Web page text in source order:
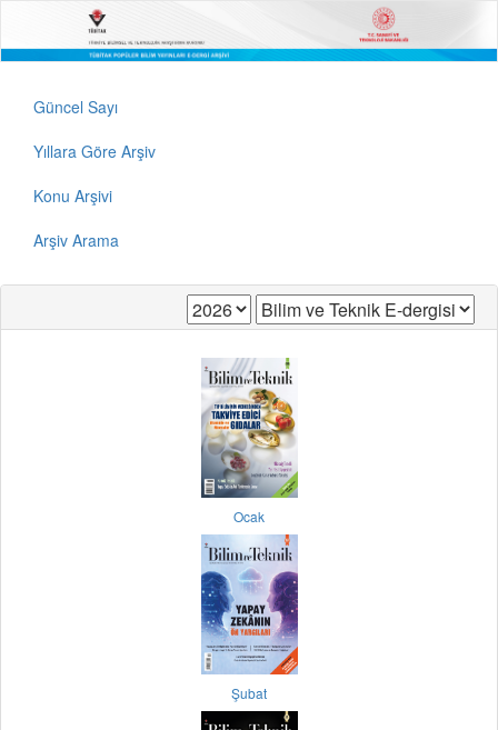
Güncel Sayı
Yıllara Göre Arşiv
Konu Arşivi
Arşiv Arama
Ocak
Şubat